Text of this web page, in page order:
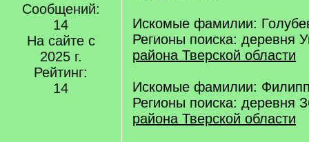
Сообщений:
14
На сайте с
2025 г.
Рейтинг:
14
Искомые фамилии:
Регионы поиска: деревня
района Тверской области
Искомые фамилии:
Регионы поиска: деревня
района Тверской области